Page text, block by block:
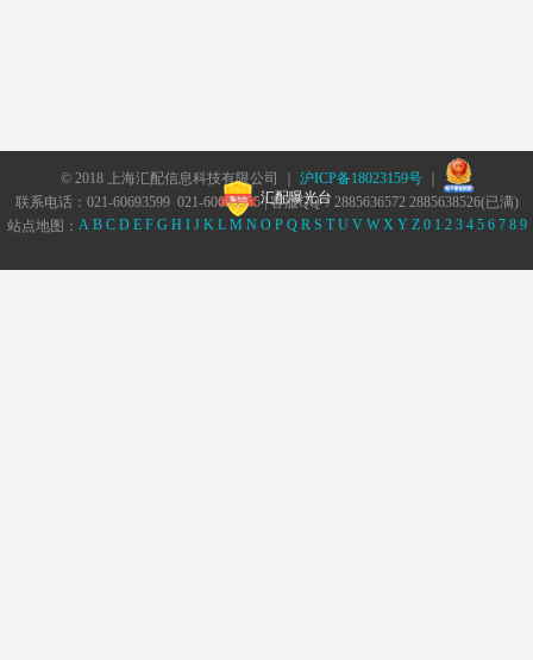
© 2018 上海汇配信息科技有限公司 ｜ 沪ICP备18023159号｜
汇配曝光台
联系电话：021-60693599 021-60693555 | 客服QQ：2885636572 2885638526(已满)
站点地图： A B C D E F G H I J K L M N O P Q R S T U V W X Y Z 0 1 2 3 4 5 6 7 8 9